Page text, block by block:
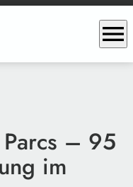
menu
– 95
im